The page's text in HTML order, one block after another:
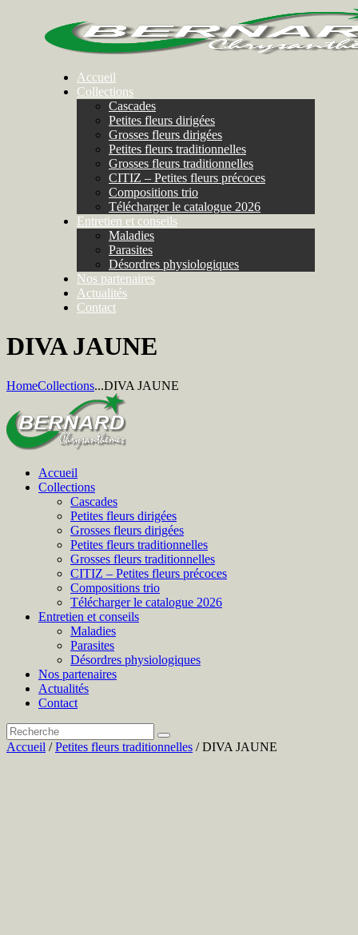
Accueil
Collections
Cascades
Petites fleurs dirigées
Grosses fleurs dirigées
Petites fleurs traditionnelles
Grosses fleurs traditionnelles
CITIZ – Petites fleurs précoces
Compositions trio
Télécharger le catalogue 2026
Entretien et conseils
Maladies
Parasites
Désordres physiologiques
Nos partenaires
Actualités
Contact
DIVA JAUNE
HomeCollections...DIVA JAUNE
Accueil
Collections
Cascades
Petites fleurs dirigées
Grosses fleurs dirigées
Petites fleurs traditionnelles
Grosses fleurs traditionnelles
CITIZ – Petites fleurs précoces
Compositions trio
Télécharger le catalogue 2026
Entretien et conseils
Maladies
Parasites
Désordres physiologiques
Nos partenaires
Actualités
Contact
Accueil /Petites fleurs traditionnelles / DIVA JAUNE